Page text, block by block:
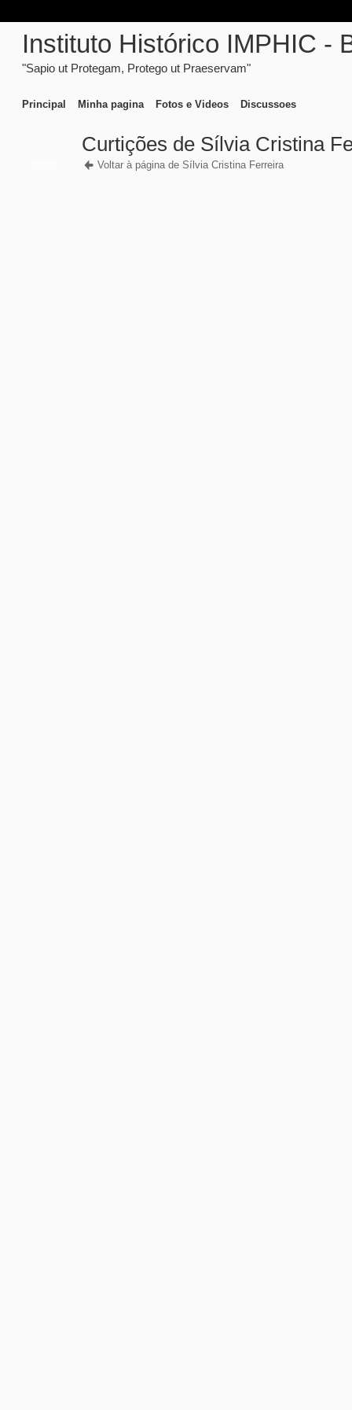
Instituto Histórico IMPHIC -
"Sapio ut Protegam, Protego ut Praeservam"
Principal Minha pagina Fotos e Videos Discussoes
Curtições de Sílvia Cristina
Voltar à página de Sílvia Cristina Ferreira